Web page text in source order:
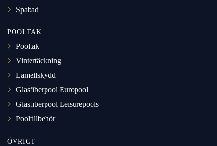
Spabad
POOLTAK
Pooltak
Vintertäckning
Lamellskydd
Glasfiberpool Europool
Glasfiberpool Leisurepools
Pooltillbehör
ÖVRIGT